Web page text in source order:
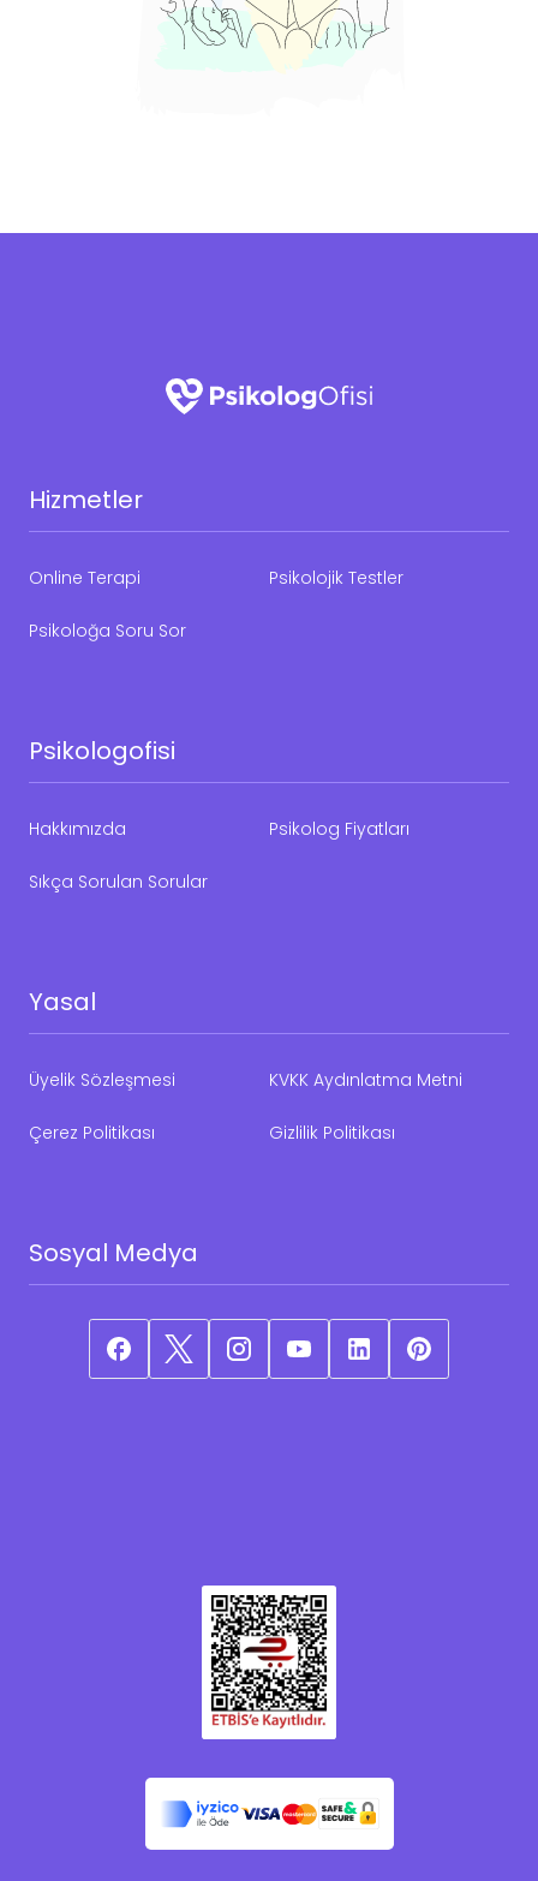
Hizmetler
Online Terapi Psikolojik Testler
Psikoloğa Soru Sor
Psikologofisi
Hakkımızda Psikolog Fiyatları
Sıkça Sorulan Sorular
Yasal
Üyelik Sözleşmesi KVKK Aydınlatma Metni
Çerez Politikası Gizlilik Politikası
Sosyal Medya